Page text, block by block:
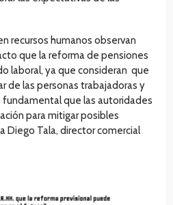
recursos humanos observan
que la reforma de pensiones
laboral, ya que consideran que
de las personas trabajadoras y
fundamental que las autoridades
para mitigar posibles
Diego Tala, director comercial